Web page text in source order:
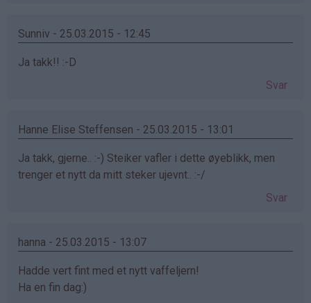
Sunniv - 25.03.2015 - 12:45
Ja takk!! :-D
Svar
Hanne Elise Steffensen - 25.03.2015 - 13:01
Ja takk, gjerne.. :-) Steiker vafler i dette øyeblikk, men
trenger et nytt da mitt steker ujevnt.. :-/
Svar
hanna - 25.03.2015 - 13:07
Hadde vert fint med et nytt vaffeljern!
Ha en fin dag:)